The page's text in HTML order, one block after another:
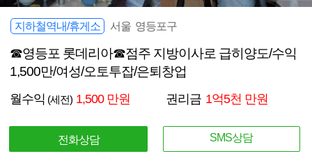
지하철역내/휴게소 서울 영등포구
☎영등포 롯데리아☎점주 지방이사로 급히양도/수익
1,500만/여성/오토투잡/은퇴창업
월수익 (세전) 1,500 만원 권리금 1억5천 만원
전화상담 SMS상담